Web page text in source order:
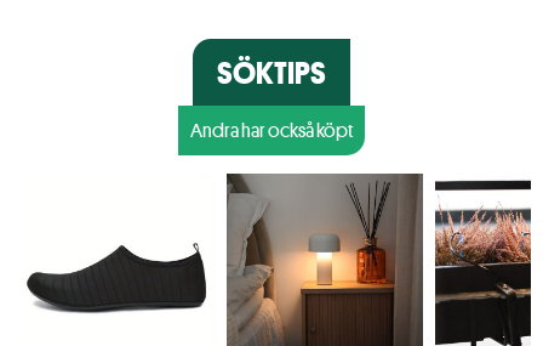
SÖKTIPS
Andra har också köpt